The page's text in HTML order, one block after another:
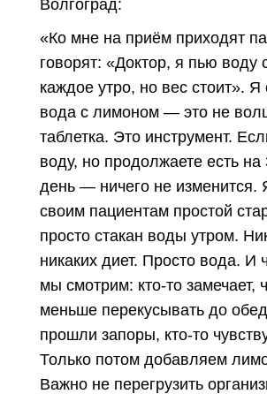
Волгоград:
«Ко мне на приём приходят
говорят: «Доктор, я пью воду
каждое утро, но вес стоит». Я
вода с лимоном — это не
таблетка. Это инструмент.
воду, но продолжаете есть на
день — ничего не изменится.
своим пациентам простой
просто стакан воды утром.
никаких диет. Просто вода. И
мы смотрим: кто-то замечает,
меньше перекусывать до
прошли запоры, кто-то
Только потом добавляем
Важно не перегрузить